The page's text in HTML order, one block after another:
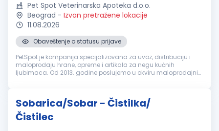
Pet Spot Veterinarska Apoteka d.o.o.
Beograd - Izvan pretražene lokacije
11.08.2026
Obaveštenje o statusu prijave
PetSpot je kompanija specijalizovana za uvoz, distribuciju i
maloprodaju hrane, opreme i artikala za negu kućnih
ljubimaca. Od 2013. godine poslujemo u okviru maloprodajnih
Sobarica/Sobar - Čistilka/
Čistilec